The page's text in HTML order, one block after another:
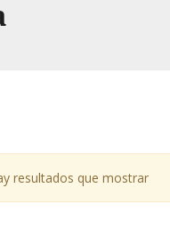
resultados que mostrar